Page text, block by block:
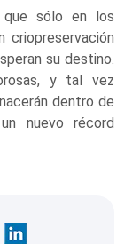
que sólo en los
criopreservación
su destino.
y tal vez
dentro de
nuevo récord